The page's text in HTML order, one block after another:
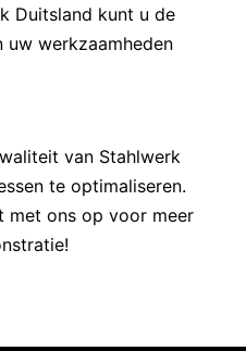
Duitsland kunt u de
werkzaamheden
van Stahlwerk
te optimaliseren.
met ons op voor meer